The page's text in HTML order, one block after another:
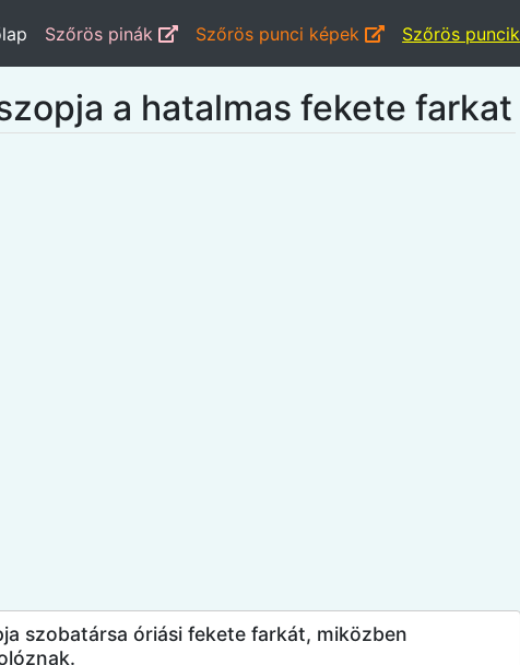
Szőrös pinák Szőrös punci képek Szőrös puncik
a hatalmas fekete farkat
szobatársa óriási fekete farkát, miközben